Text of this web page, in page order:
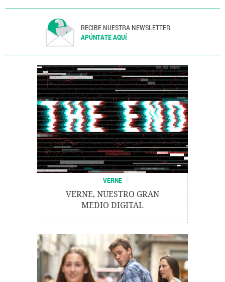
RECIBE NUESTRA NEWSLETTER
APÚNTATE AQUÍ
VERNE
VERNE, NUESTRO GRAN
MEDIO DIGITAL